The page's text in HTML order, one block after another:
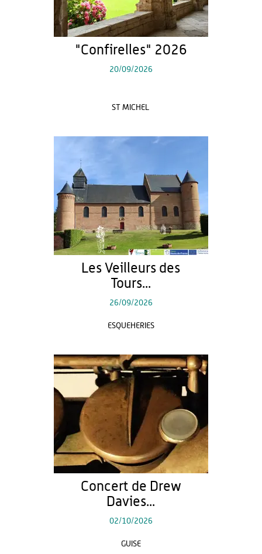
"Confirelles" 2026
20/09/2026
ST MICHEL
Les Veilleurs des
Tours...
26/09/2026
ESQUEHERIES
Concert de Drew
Davies...
02/10/2026
GUISE